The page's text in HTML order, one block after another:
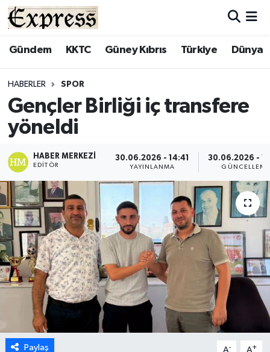
Gündem KKTC Güney Kıbrıs Türkiye Dünya
HABERLER SPOR
Gençler Birliği iç transfere
yöneldi
HABER MERKEZI
EDITÖR
30.06.2026 - 14:41
YAYINLANMA
30.06.2026 -
GÜNCELLEME
Paylaş A- A+
ALAYKÖY
BİLİM
DÜNYA
EĞİTİM
EKONOMİ
ENGLISH
ESENTEPE
GAZİMAĞUSA
Hava Durumu
Süper Lig Puan Durumu ve Fikstür
Son Dakika Haberleri
Haber Arşivi